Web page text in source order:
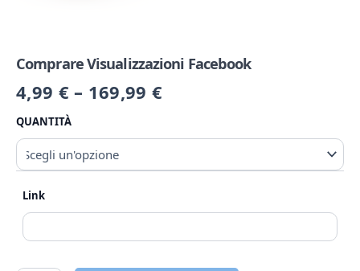
Comprare Visualizzazioni Facebook
4,99 € – 169,99 €
QUANTITÀ
Link